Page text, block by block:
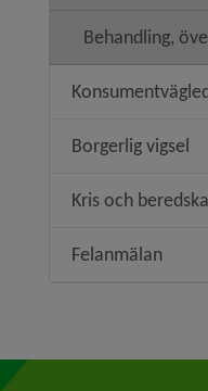
Behandling,
Borgerlig vigsel
Kris och
Felanmälan